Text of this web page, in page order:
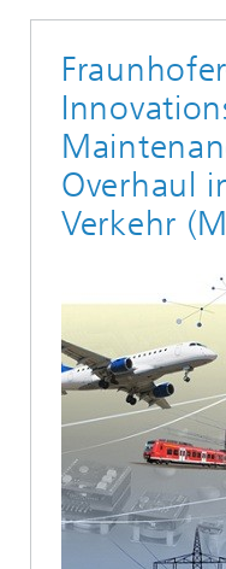
Overhaul
Verkehr